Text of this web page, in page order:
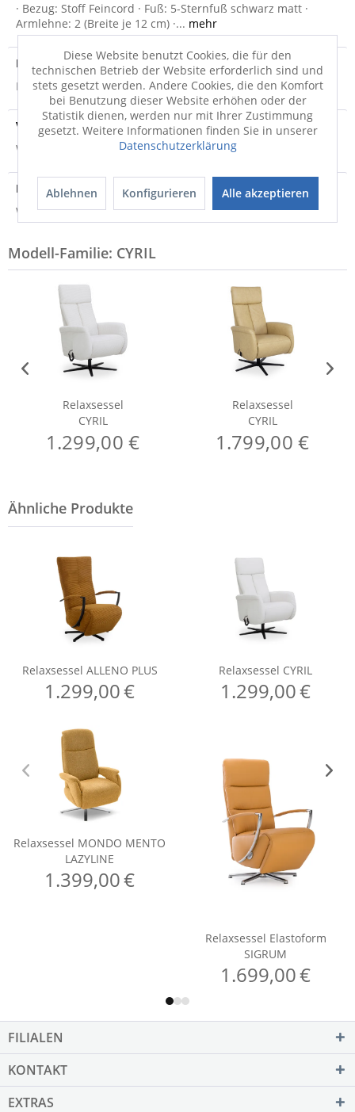
· Bezug: Stoff Feincord · Fuß: 5-Sternfuß schwarz matt ·
Armlehne: 2 (Breite je 12 cm) ·... mehr
Produktsicherheit
Produktsicherheit
Versandinfo
Weitere Informationen zum Versand...
Hersteller
Weitere Informationen zum Hersteller...
Modell-Familie: CYRIL
Relaxsessel
CYRIL
1.299,00 €
Relaxsessel
CYRIL
1.799,00 €
FILIALEN
KONTAKT
EXTRAS
Diese Website benutzt Cookies, die für den
technischen Betrieb der Website erforderlich sind und
stets gesetzt werden. Andere Cookies, die den Komfort
bei Benutzung dieser Website erhöhen oder der
Statistik dienen, werden nur mit Ihrer Zustimmung
gesetzt. Weitere Informationen finden Sie in unserer
Datenschutzerklärung
Ablehnen Konfigurieren Alle akzeptieren